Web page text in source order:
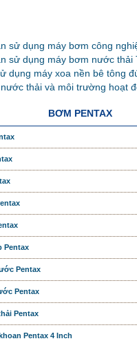
sử dụng máy bơm công
sử dụng máy bơm nước thải
dụng máy xoa nền bê tông
thải và môi trường hoạt
BƠM PENTAX
Pentax
Pentax
Pentax
Pentax
Pentax 4 Inch